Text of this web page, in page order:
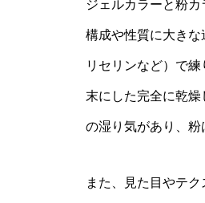
ジェルカラーと粉
構成や性質に大き
リセリンなど）で
末にした完全に乾
の湿り気があり、粉
また、見た目やテ